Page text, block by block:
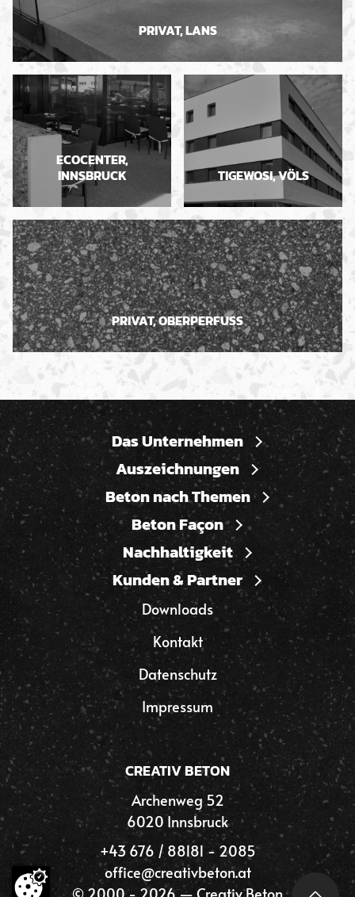
PRIVAT, LANS
ECOCENTER,
INNSBRUCK
TIGEWOSI, VÖLS
PRIVAT, OBERPERFUSS
Das Unternehmen
Auszeichnungen
Beton nach Themen
Beton Façon
Nachhaltigkeit
Kunden & Partner
Downloads
Kontakt
Datenschutz
Impressum
CREATIV BETON
Archenweg 52
6020 Innsbruck
+43 676 / 88181 - 2085
office@creativbeton.at